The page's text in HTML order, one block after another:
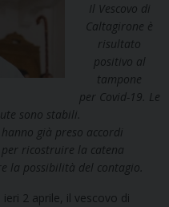
Il Vescovo di
Caltagirone è
risultato
positivo al
tampone
per Covid-19. Le
sono stabili.
già preso accordi
ricostruire la catena
la possibilità del contagio.
2 aprile, il vescovo di